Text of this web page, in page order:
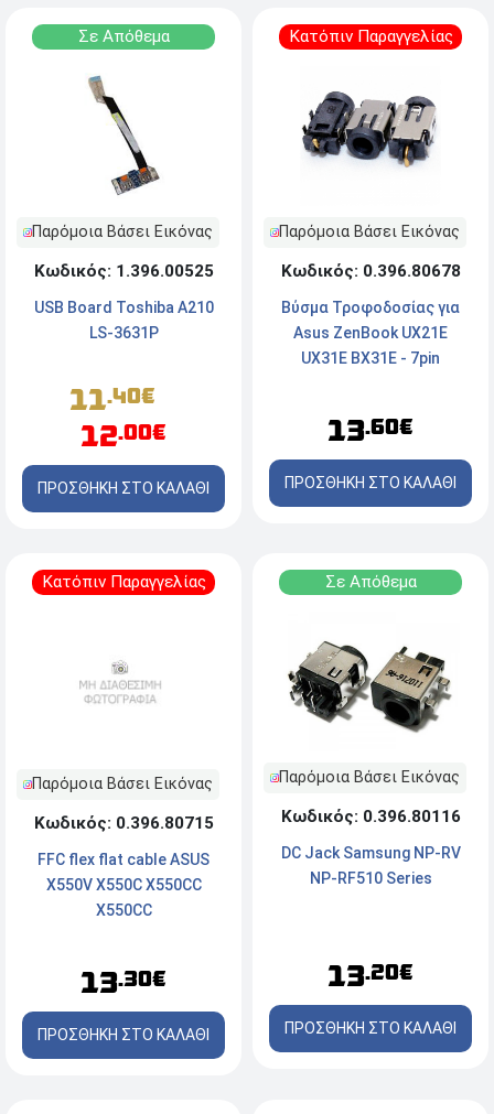
Σε Απόθεμα
Παρόμοια Βάσει Εικόνας
Κωδικός: 1.396.00525
USB Board Toshiba A210
LS-3631P
11.40€
12.00€
ΠΡΟΣΘΗΚΗ ΣΤΟ ΚΑΛΑΘΙ
Κατόπιν Παραγγελίας
Παρόμοια Βάσει Εικόνας
Κωδικός: 0.396.80678
Βύσμα Τροφοδοσίας για
Asus ZenBook UX21E
UX31E BX31E - 7pin
13.60€
ΠΡΟΣΘΗΚΗ ΣΤΟ ΚΑΛΑΘΙ
Κατόπιν Παραγγελίας
Παρόμοια Βάσει Εικόνας
Κωδικός: 0.396.80715
FFC flex flat cable ASUS
X550V X550C X550CC
X550CC
13.30€
ΠΡΟΣΘΗΚΗ ΣΤΟ ΚΑΛΑΘΙ
Σε Απόθεμα
Παρόμοια Βάσει Εικόνας
Κωδικός: 0.396.80116
DC Jack Samsung NP-RV
NP-RF510 Series
13.20€
ΠΡΟΣΘΗΚΗ ΣΤΟ ΚΑΛΑΘΙ